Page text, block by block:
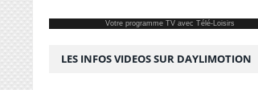
Votre programme TVavec Télé-Loisirs
LES INFOS VIDEOS SUR DAYLIMOTION